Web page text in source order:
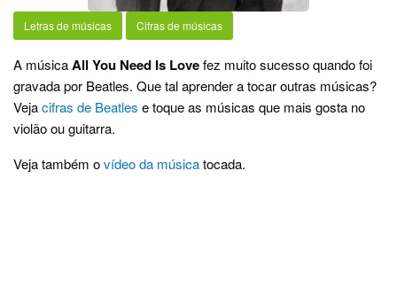
Letras de músicas Cifras de músicas
A músicaAll You Need Is Lovefez muito sucesso quando foi
gravada por Beatles. Que tal aprender a tocar outras músicas?
Vejacifras de Beatles e toque as músicas que mais gosta no
violão ou guitarra.
Veja também ovídeo da músicatocada.